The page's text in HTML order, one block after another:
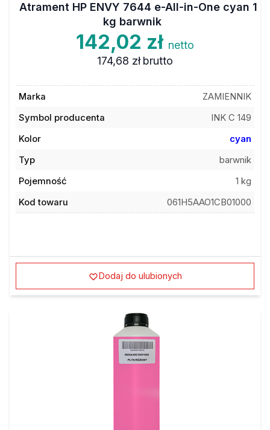
Atrament HP ENVY 7644 e-All-in-One cyan 1
kg barwnik
142,02 zł netto
174,68 zł brutto
Marka
ZAMIENNIK
Symbol producenta
INK C 149
Kolor
cyan
Typ
barwnik
Pojemność
1 kg
Kod towaru
061H5AAO1CB01000
Dodaj do ulubionych